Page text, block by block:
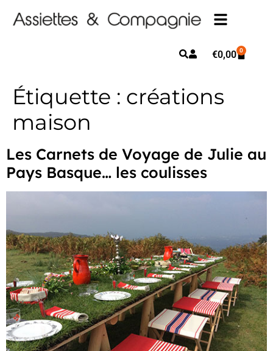
€0,00 0
Étiquette : créations
maison
Les Carnets de Voyage de Julie au
Pays Basque… les coulisses